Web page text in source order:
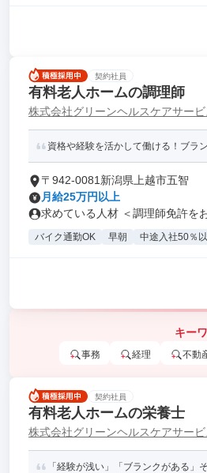
契約社員
有料老人ホームの調理師
株式会社グリーンヘルスケアサービ
資格や経験を活かして働ける！ブラ
〒942-0081新潟県上越市五智
月給25万円以上
求めている人材 ＜調理師免許を
バイク通勤OK 早朝 中途入社50％
キー
事務 経理 不動
契約社員
有料老人ホームの栄養士
株式会社グリーンヘルスケアサービ
「経験が浅い」「ブランクがある」